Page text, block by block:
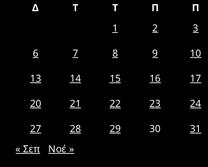
Δ Τ Τ Π Π
1
2 3
6
7 8 9 10
13
14 15 16 17
20
21 22 23 24
27
28 29 30
31
« Σεπ
Νοέ »